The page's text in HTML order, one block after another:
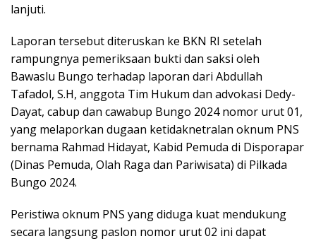
lanjuti.
Laporan tersebut diteruskan ke BKN RI setelah
rampungnya pemeriksaan bukti dan saksi oleh
Bawaslu Bungo terhadap laporan dari Abdullah
Tafadol, S.H, anggota Tim Hukum dan advokasi Dedy-
Dayat, cabup dan cawabup Bungo 2024 nomor urut 01,
yang melaporkan dugaan ketidaknetralan oknum PNS
bernama Rahmad Hidayat, Kabid Pemuda di Disporapar
(Dinas Pemuda, Olah Raga dan Pariwisata) di Pilkada
Bungo 2024.
Peristiwa oknum PNS yang diduga kuat mendukung
secara langsung paslon nomor urut 02 ini dapat